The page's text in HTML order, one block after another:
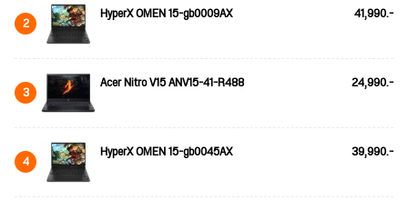
2 HyperX OMEN 15-gb0009AX 41,990.-
3 Acer Nitro V15 ANV15-41-R488 24,990.-
4 HyperX OMEN 15-gb0045AX 39,990.-